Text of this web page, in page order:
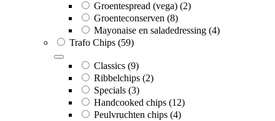
Groentespread (vega) (2)
Groenteconserven (8)
Mayonaise en saladedressing (4)
Trafo Chips (59)
Classics (9)
Ribbelchips (2)
Specials (3)
Handcooked chips (12)
Peulvruchten chips (4)